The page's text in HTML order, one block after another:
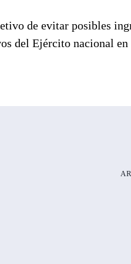
de evitar posibles
del Ejército nacional